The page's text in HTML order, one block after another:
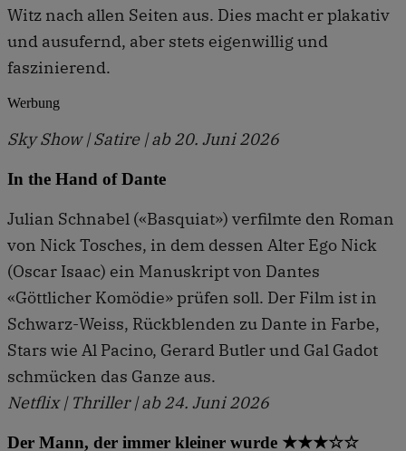
Witz nach allen Seiten aus. Dies macht er plakativ
und ausufernd, aber stets eigenwillig und
faszinierend.
Werbung
Sky Show | Satire | ab 20. Juni 2026
In the Hand of Dante
Julian Schnabel («Basquiat») verfilmte den Roman
von Nick Tosches, in dem dessen Alter Ego Nick
(Oscar Isaac) ein Manuskript von Dantes
«Göttlicher Komödie» prüfen soll. Der Film ist in
Schwarz-Weiss, Rückblenden zu Dante in Farbe,
Stars wie Al Pacino, Gerard Butler und Gal Gadot
schmücken das Ganze aus.
Netflix | Thriller | ab 24. Juni 2026
Der Mann, der immer kleiner wurde ★★★☆☆